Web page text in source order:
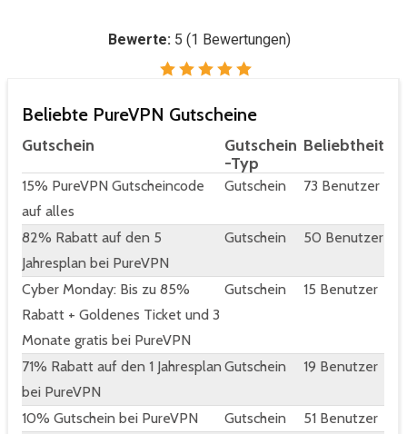
Bewerte: 5 (1 Bewertungen)
Beliebte PureVPN Gutscheine
Gutschein
Gutschein
-Typ
Beliebtheit
15% PureVPN Gutscheincode
auf alles
Gutschein 73 Benutzer
82% Rabatt auf den 5
Jahresplan bei PureVPN
Gutschein 50 Benutzer
Cyber Monday: Bis zu 85%
Rabatt + Goldenes Ticket und 3
Monate gratis bei PureVPN
Gutschein 15 Benutzer
71% Rabatt auf den 1 Jahresplan
bei PureVPN
Gutschein 19 Benutzer
10% Gutschein bei PureVPN Gutschein
51 Benutzer